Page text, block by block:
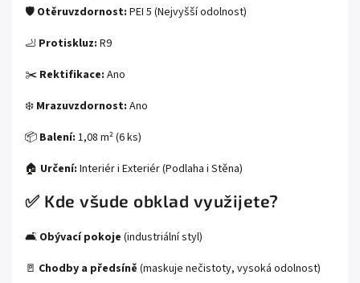
🛡️ Otěruvzdornost: PEI 5 (Nejvyšší odolnost)
🦶 Protiskluz: R9
✂️ Rektifikace: Ano
❄️ Mrazuvzdornost: Ano
📦 Balení: 1,08 m² (6 ks)
🏠 Určení: Interiér i Exteriér (Podlaha i Stěna)
✅ Kde všude obklad využijete?
🛋️ Obývací pokoje (industriální styl)
🚪 Chodby a předsíně (maskuje nečistoty, vysoká odolnost)